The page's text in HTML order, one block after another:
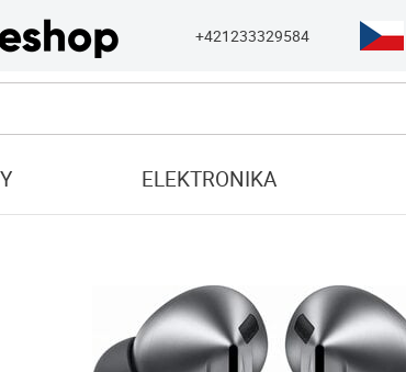
+421233329584
ELEKTRONIKA